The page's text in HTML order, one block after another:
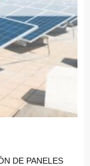
DE PANELES